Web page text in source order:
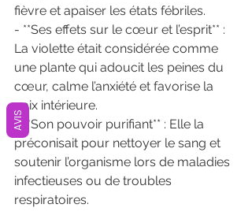
fièvre et apaiser les états fébriles.
- **Ses effets sur le cœur et l’esprit** :
La violette était considérée comme
une plante qui adoucit les peines du
cœur, calme l’anxiété et favorise la
paix intérieure.
- **Son pouvoir purifiant** : Elle la
préconisait pour nettoyer le sang et
soutenir l’organisme lors de maladies
infectieuses ou de troubles
respiratoires.
AVIS